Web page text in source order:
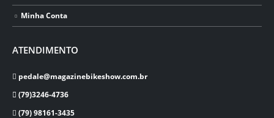
Minha Conta
ATENDIMENTO
pedale@magazinebikeshow.com.br
(79)3246-4736
(79) 98161-3435